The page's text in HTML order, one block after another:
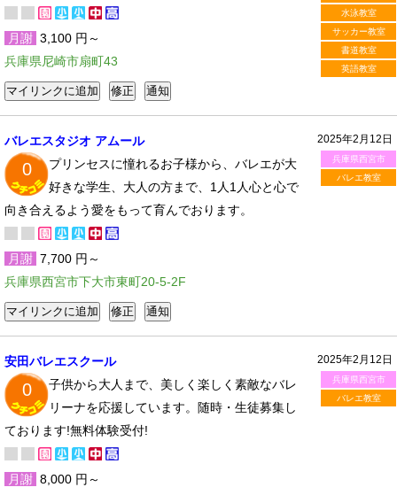
水泳教室
サッカー教室
書道教室
英語教室
月謝 3,100 円～
兵庫県尼崎市扇町43
2025年2月12日
兵庫県西宮市
バレエ教室
バレエスタジオ アムール
0
プリンセスに憧れるお子様から、バレエが大
好きな学生、大人の方まで、1人1人心と心で
向き合えるよう愛をもって育んでおります。
月謝 7,700 円～
兵庫県西宮市下大市東町20-5-2F
2025年2月12日
兵庫県西宮市
バレエ教室
安田バレエスクール
0
子供から大人まで、美しく楽しく素敵なバレ
リーナを応援しています。随時・生徒募集し
ております!無料体験受付!
月謝 8,000 円～